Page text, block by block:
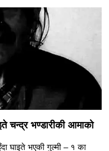
चन्द्र भण्डारीकी आमाको
घाइते भएकी गुल्मी – १ का